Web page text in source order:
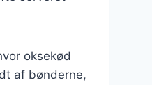
oksekød
af bønderne,